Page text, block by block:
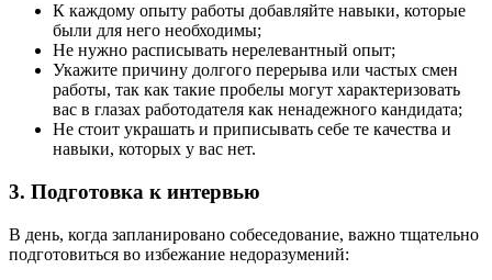
К каждому опыту работы добавляйте навыки, которые
были для него необходимы;
Не нужно расписывать нерелевантный опыт;
Укажите причину долгого перерыва или частых смен
работы, так как такие пробелы могут характеризовать
вас в глазах работодателя как ненадежного кандидата;
Не стоит украшать и приписывать себе те качества и
навыки, которых у вас нет.
3. Подготовка к интервью
В день, когда запланировано собеседование, важно тщательно
подготовиться во избежание недоразумений: